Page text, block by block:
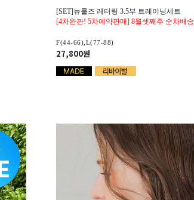
[SET]뉴룰즈 레터링 3.5부 트레이닝세트
[4차완판! 5차예약판매] 8월셋째주 순차배송
F(44-66),L(77-88)
27,800원